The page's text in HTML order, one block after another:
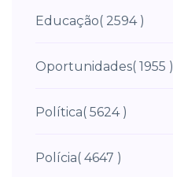
Educação( 2594 )
Oportunidades( 1955 )
Política( 5624 )
Polícia( 4647 )